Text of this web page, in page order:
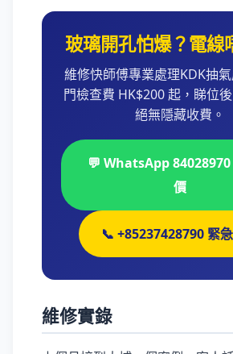
玻璃開孔怕爆？電線
維修快師傅專業處理KDK抽
門檢查費 HK$200 起，睇位
絕無隱藏收費。
💬 WhatsApp 84028970
價
📞 +85237428790 緊
維修實錄